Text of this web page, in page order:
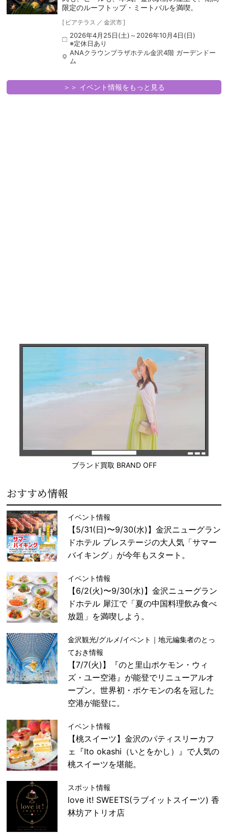
限定のルーフトップ・ミートバルを満喫。
[ ビアテラス ／ 金沢市]
2026年4月25日(土)～2026年10月4日(日)
※定休日あり
ANAクラウンプラザホテル金沢4階 ガーデンドー
ム
＞＞ イベント情報をもっと見る
ブランド買取 BRAND OFF
おすすめ情報
イベント情報
【5/31(日)〜9/30(水)】金沢ニューグラン
ドホテル プレステージの大人気「サマー
バイキング」が今年もスタート。
イベント情報
【6/2(火)〜9/30(水)】金沢ニューグラン
ドホテル 犀江で「夏の中国料理飲み食べ
放題」を満喫しよう。
金沢観光/グルメ/イベント｜地元編集者のとっ
ておき情報
【7/7(火)】『のと里山ポケモン・ウィ
ズ・ユー空港』が能登でリニューアルオ
ープン。世界初・ポケモンの名を冠した
空港が能登に。
イベント情報
【桃スイーツ】金沢のパティスリーカフ
ェ『Ito okashi（いとをかし）』で人気の
桃スイーツを堪能。
スポット情報
love it! SWEETS(ラブイットスイーツ) 香
林坊アトリオ店